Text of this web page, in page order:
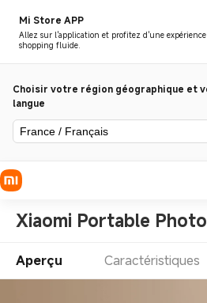
Mi Store APP
Allez sur l'application et profitez d'une expérience
shopping fluide.
Choisir votre région géographique et
langue
France / Français
Xiaomi Portable
Aperçu Caractéristiques